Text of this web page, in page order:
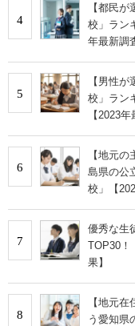
4
【都民
校」ラン
年最新調
5
【男性
校」ラン
【2023
6
【地元
島県の公
校」【
7
優秀な生
TOP30！
果】
8
【地元
う愛知県